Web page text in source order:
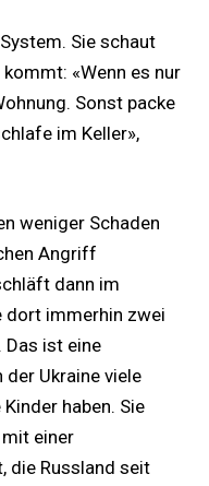
Sie schaut
«Wenn es nur
Sonst packe
im Keller»,
weniger Schaden
Angriff
dann im
dort immerhin zwei
Das ist eine
der Ukraine viele
haben. Sie
einer
die Russland seit